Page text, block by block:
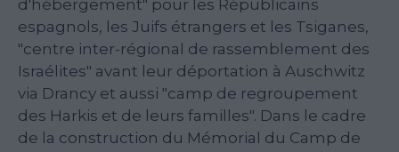
d'hébergement" pour les Républicains
espagnols, les Juifs étrangers et les Tsiganes,
"centre inter-régional de rassemblement des
Israélites" avant leur déportation à Auschwitz
via Drancy et aussi "camp de regroupement
des Harkis et de leurs familles". Dans le cadre
de la construction du Mémorial du Camp de